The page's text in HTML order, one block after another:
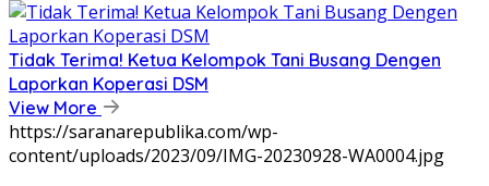
Tidak Terima! Ketua Kelompok Tani Busang Dengen
Laporkan Koperasi DSM
View More
https://saranarepublika.com/wp-
content/uploads/2023/09/IMG-20230928-WA0004.jpg